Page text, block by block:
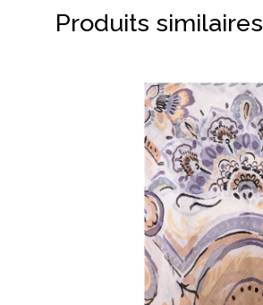
Produits similaires